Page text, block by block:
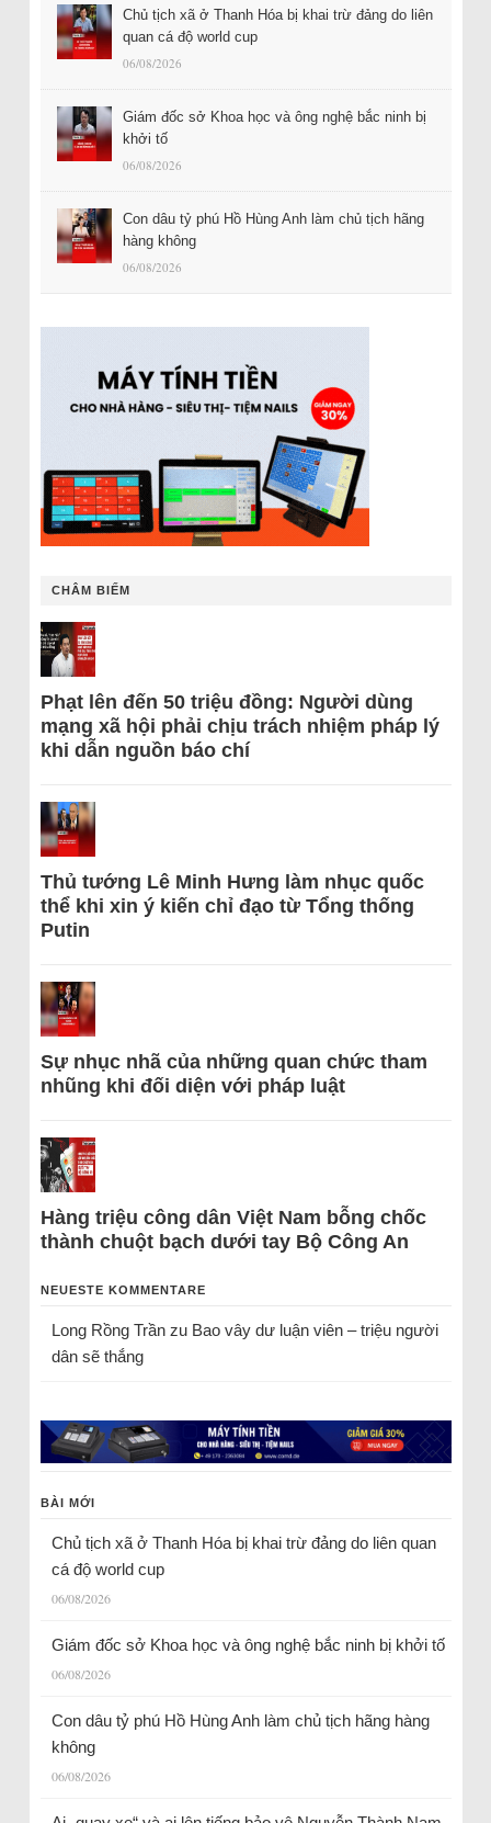
Chủ tịch xã ở Thanh Hóa bị khai trừ đảng do liên
quan cá độ world cup
06/08/2026
Giám đốc sở Khoa học và ông nghệ bắc ninh bị
khởi tố
06/08/2026
Con dâu tỷ phú Hồ Hùng Anh làm chủ tịch hãng
hàng không
06/08/2026
CHÂM BIẾM
Phạt lên đến 50 triệu đồng: Người dùng
mạng xã hội phải chịu trách nhiệm pháp lý
khi dẫn nguồn báo chí
Thủ tướng Lê Minh Hưng làm nhục quốc
thể khi xin ý kiến chỉ đạo từ Tổng thống
Putin
Sự nhục nhã của những quan chức tham
nhũng khi đối diện với pháp luật
Hàng triệu công dân Việt Nam bỗng chốc
thành chuột bạch dưới tay Bộ Công An
NEUESTE KOMMENTARE
Long Rồng Trầnzu Bao vây dư luận viên – triệu người
dân sẽ thắng
BÀI MỚI
Chủ tịch xã ở Thanh Hóa bị khai trừ đảng do liên quan
cá độ world cup
06/08/2026
Giám đốc sở Khoa học và ông nghệ bắc ninh bị khởi tố
06/08/2026
Con dâu tỷ phú Hồ Hùng Anh làm chủ tịch hãng hàng
không
06/08/2026